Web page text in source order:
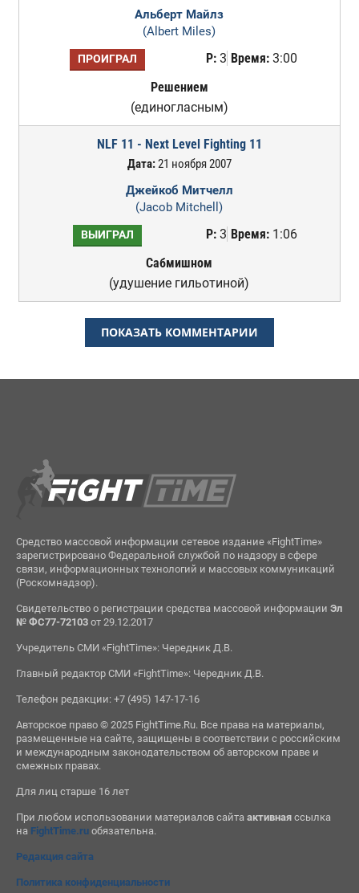
Альберт Майлз
(Albert Miles)
ПРОИГРАЛ Р:3 Время:3:00
Решением
(единогласным)
NLF 11 - Next Level Fighting 11
Дата:21 ноября 2007
Джейкоб Митчелл
(Jacob Mitchell)
ВЫИГРАЛ Р:3 Время:1:06
Сабмишном
(удушение гильотиной)
ПОКАЗАТЬ КОММЕНТАРИИ
Средство массовой информации сетевое издание «FightTime»
зарегистрировано Федеральной службой по надзору в сфере
связи, информационных технологий и массовых коммуникаций
(Роскомнадзор).
Свидетельство о регистрации средства массовой информации Эл
№ ФС77-72103от 29.12.2017
Учредитель СМИ «FightTime»: Чередник Д.В.
Главный редактор СМИ «FightTime»: Чередник Д.В.
Телефон редакции: +7 (495) 147-17-16
Авторское право © 2025 FightTime.Ru. Все права на материалы,
размещенные на сайте, защищены в соответствии с российским
и международным законодательством об авторском праве и
смежных правах.
Для лиц старше 16 лет
При любом использовании материалов сайта активнаяссылка
на FightTime.ruобязательна.
Редакция сайта
Политика конфиденциальности